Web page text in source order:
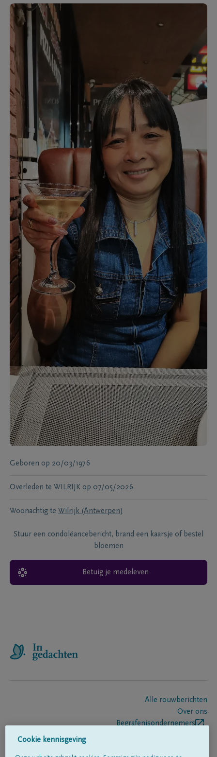
Geboren op 20/03/1976
Overleden te WILRIJK op 07/05/2026
Woonachtig te Wilrijk (Antwerpen)
Stuur een condoléancebericht, brand een kaarsje of bestel
bloemen
Betuig je medeleven
Alle rouwberichten
Over ons
Begrafenisondernemers
Cookie kennisgeving